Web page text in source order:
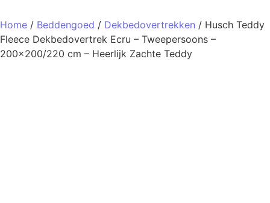
Home / Beddengoed / Dekbedovertrekken / Husch Teddy
Fleece Dekbedovertrek Ecru – Tweepersoons –
200×200/220 cm – Heerlijk Zachte Teddy